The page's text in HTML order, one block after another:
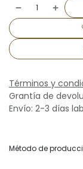
Términos y
Grantía de
Envío: 2-3 días
Método de